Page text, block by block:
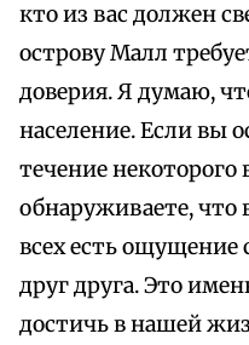
кто из вас должен
острову Малл
доверия. Я думаю,
население. Если вы
течение некоторого
обнаруживаете, что
всех есть ощущение
друг друга. Это
достичь в нашей